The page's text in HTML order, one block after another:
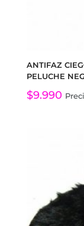
ANTIFAZ
PELUCHE
$9.990